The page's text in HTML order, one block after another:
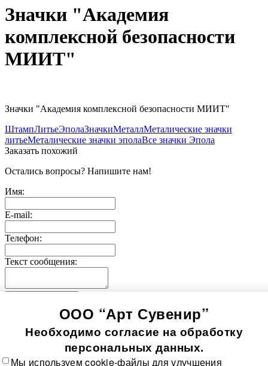
Значки "Академия
комплексной безопасности
МИИТ"
Значки "Академия комплексной безопасности МИИТ"
ШтампЛитьеЭполаЗначкиМеталлМеталические значки
литьеМеталические значки эполаВсе значки Эпола
Заказать похожий
Остались вопросы? Напишите нам!
Имя:
E-mail:
Телефон:
Текст сообщения:
Значки-медали
Использование информации, содержащейся на сайте, в том
числе фото продукции, без согласия правообладателя, влечет
возникновение ответственности согласно ст. 1250-1252 ГК
РФ, ст. 7.12 КоАП РФ и ст. 146, 147 УК РФ
ООО “Арт Сувенир”
Необходимо согласие на обработку
персональных данных.
Мы используем cookie-файлы для улучшения